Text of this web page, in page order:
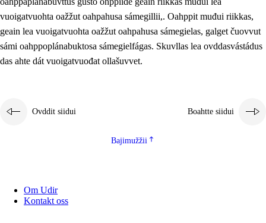
vuoigatvuohta oažžut oahpahusa sámegillii,. Oahppit muđui riikkas,
geain lea vuoigatvuohta oažžut oahpahusa sámegielas, galget čuovvut
sámi oahppoplánabuktosa sámegielfágas. Skuvllas lea ovddasvástádus
das ahte dát vuoigatvuođat ollašuvvet.
Ovddit siidui Boahtte siidui
Bajimužžii
Om Udir
Kontakt oss